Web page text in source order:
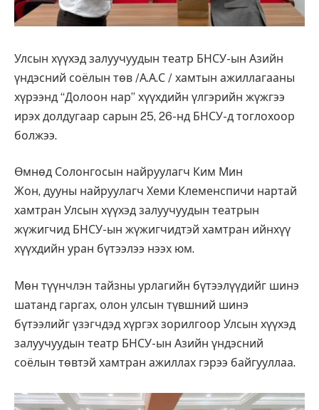
Улсын хүүхэд залуучуудын театр БНСУ-ын Азийн
үндэсний соёлын төв /А.А.С / хамтын ажиллагааны
хүрээнд “Долоон нар” хүүхдийн үлгэрийн жүжгээ
ирэх долдугаар сарын 25, 26-нд БНСУ-д тоглохоор
болжээ.
Өмнөд Солонгосын найруулагч Ким Мин
Жон, дууны найруулагч Хеми Клеменспичи нартай
хамтран Улсын хүүхэд залуучуудын театрын
жүжигчид БНСУ-ын жүжигчидтэй хамтран ийнхүү
хүүхдийн уран бүтээлээ нээх юм.
Мөн түүнчлэн тайзны урлагийн бүтээлүүдийг шинэ
шатанд гаргах, олон улсын түвшний шинэ
бүтээлийг үзэгчдэд хүргэх зорилгоор Улсын хүүхэд
залуучуудын театр БНСУ-ын Азийн үндэсний
соёлын төвтэй хамтран ажиллах гэрээ байгууллаа.